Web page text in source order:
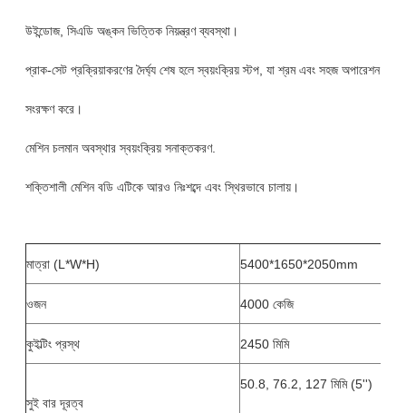
উইন্ডোজ, সিএডি অঙ্কন ভিত্তিক নিয়ন্ত্রণ ব্যবস্থা।
প্রাক-সেট প্রক্রিয়াকরণের দৈর্ঘ্য শেষ হলে স্বয়ংক্রিয় স্টপ, যা শ্রম এবং সহজ অপারেশন
সংরক্ষণ করে।
মেশিন চলমান অবস্থার স্বয়ংক্রিয় সনাক্তকরণ.
শক্তিশালী মেশিন বডি এটিকে আরও নিঃশব্দে এবং স্থিরভাবে চালায়।
মাত্রা (L*W*H) 5400*1650*2050mm
ওজন 4000 কেজি
কুইল্টিং প্রস্থ 2450 মিমি
সুই বার দূরত্ব
50.8, 76.2, 127 মিমি (5'')